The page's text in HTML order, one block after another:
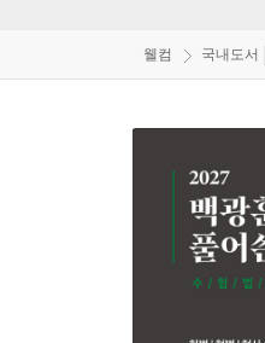
웰컴 국내도서